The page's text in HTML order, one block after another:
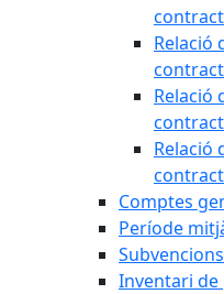
Relació
Relació
Relació
Comptes
Període
Subvencions
Inventari